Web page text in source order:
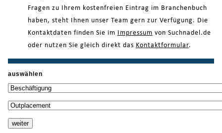
Fragen zu Ihrem kostenfreien Eintrag im Branchenbuch
haben, steht Ihnen unser Team gern zur Verfügung. Die
Kontaktdaten finden Sie im
Impressum von Suchnadel.de
oder nutzen Sie gleich direkt das Kontaktformular.
auswählen